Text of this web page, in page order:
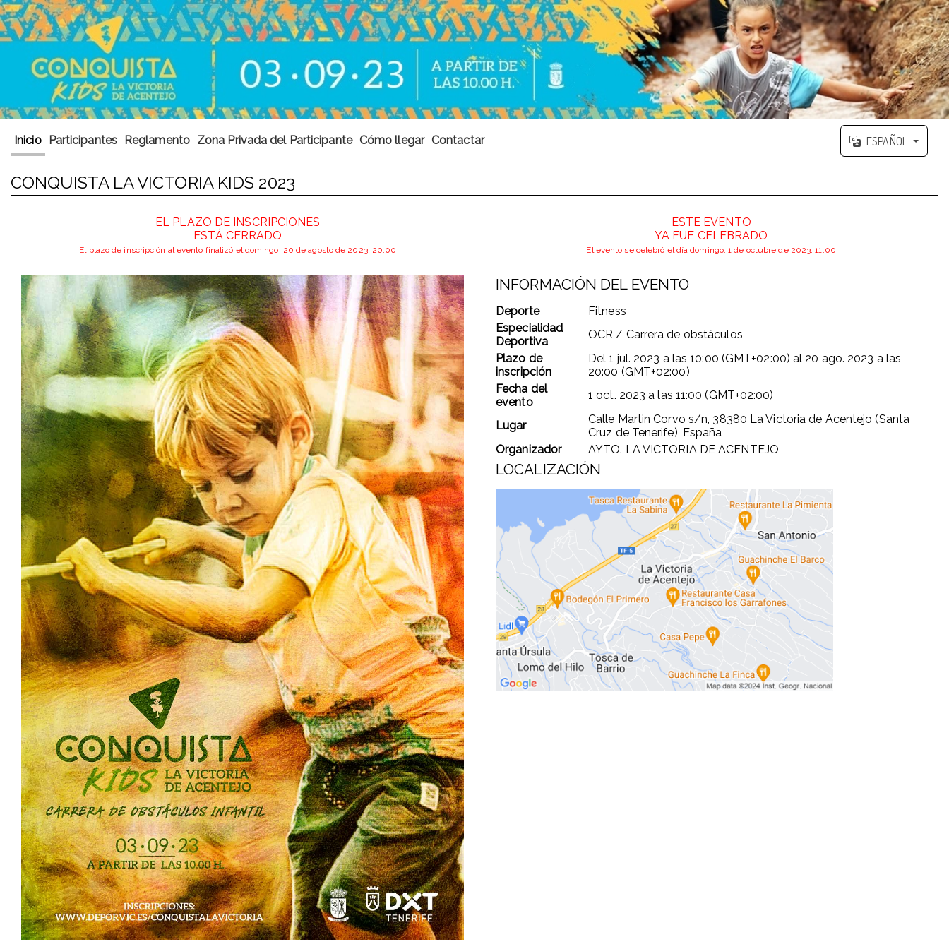
Inicio Participantes Reglamento Zona Privada del Participante Cómo llegar Contactar ESPAÑOL
CONQUISTA LA VICTORIA KIDS 2023
EL PLAZO DE INSCRIPCIONES
ESTÁ CERRADO
El plazo de inscripción al evento finalizó el domingo, 20 de agosto de 2023, 20:00
ESTE EVENTO
YA FUE CELEBRADO
El evento se celebró el día domingo, 1 de octubre de 2023, 11:00
INFORMACIÓN DEL EVENTO
Deporte
Fitness
Especialidad
Deportiva
OCR / Carrera de obstáculos
Plazo de
inscripción
Del1 jul. 2023 a las10:00 (GMT+02:00) al 20 ago. 2023 a las
20:00 (GMT+02:00)
Fecha del
evento
1 oct. 2023 a las 11:00 (GMT+02:00)
Lugar
Calle Martin Corvo s/n, 38380 La Victoria de Acentejo (Santa
Cruz de Tenerife), España
Organizador
AYTO. LA VICTORIA DE ACENTEJO
LOCALIZACIÓN